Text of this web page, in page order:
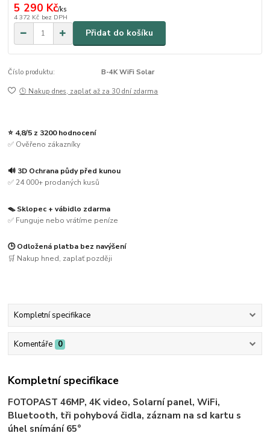
5 290 Kč/ks
4 372 Kč bez DPH
Přidat do košíku
Číslo produktu: B-4K WiFi Solar
🕒 Nakup dnes, zaplať až za 30 dní zdarma
⭐ 4,8/5 z 3200 hodnocení
✅ Ověřeno zákazníky
🔊 3D Ochrana půdy před kunou
✅ 24 000+ prodaných kusů
🪤 Sklopec + vábidlo zdarma
✅ Funguje nebo vrátíme peníze
🕒 Odložená platba bez navýšení
🛒 Nakup hned, zaplať později
Kompletní specifikace
Komentáře 0
Kompletní specifikace
FOTOPAST 46MP, 4K video, Solarní panel, WiFi,
Bluetooth, tři pohybová čidla, záznam na sd kartu s
úhel snímání 65°